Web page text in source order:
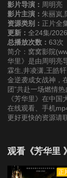
第16集
第19集
第22集
影片导演： 周明亮
影片主演： 朱丽岚,
资源类别： 正片全
更新： 全24集/
总播放次数： 63次
简介：窝窝影院
华里》是由周明亮
霖生,井凌潇,王皓
金逆袭成女战神，
团”共赴一场燃情热
《芳华里》在中
在线观看、手机
更好更快的资源请
观看《芳华里
正